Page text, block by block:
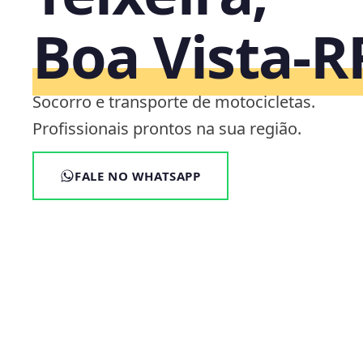
Boa
Socorro e transporte de motocicletas.
Profissionais prontos na sua região.
FALE NO WHATSAPP